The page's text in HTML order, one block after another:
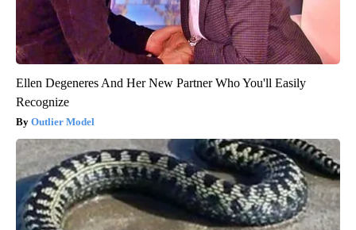
Ellen Degeneres And Her New Partner Who You'll Easily
Recognize
Outlier Model